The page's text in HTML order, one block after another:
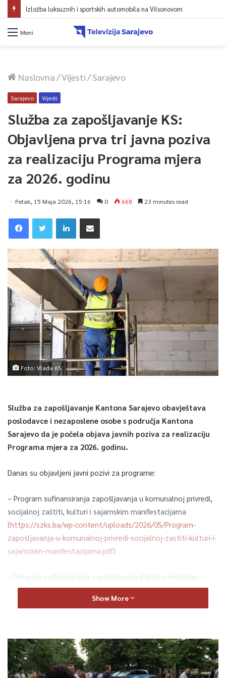
Meni
Naslovna/Vijesti/Sarajevo
Sarajevo Vijesti
Služba za zapošljavanje KS:
Objavljena prva tri javna poziva
za realizaciju Programa mjera
za 2026. godinu
Petak, 15 Maja 2026, 15:16 0 668 23 minutes read
Foto: Vlada KS
Služba za zapošljavanje Kantona Sarajevo obavještava
poslodavce i nezaposlene osobe s područja Kantona
Sarajevo da je počela objava javnih poziva za realizaciju
Programa mjera za 2026. godinu.
Danas su objavljeni javni pozivi za programe:
– Program sufinansiranja zapošljavanja u komunalnoj privredi,
socijalnoj zaštiti, kulturi i sajamskim manifestacijama
(https://szks.ba/wp-content/uploads/2026/05/Program-
zaposljavanja-u-komunalnoj-privredi-socijalnoj-zastiti-kulturi-i-
sajamskim-manifestacijama.pdf)
– Program sufinansiranja zapošljavanja doktora medicine,
doktora veterine i doktora stomatologije (https://szks.ba/wp-
content/uploads/2026/05/Program-zaposljavanja-Doktora-
– Program sufinansiranja zapošljavanja za sistem javne brige i
žrtve nasilja u porodici- „Moje pravo“ (https://szks.ba/wp-
content/uploads/2026/05/Program-zaposljavanja-za-sistem-
Show More